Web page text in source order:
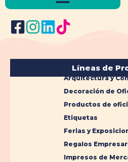
Líneas de
Arquitectura y
Decoración de
Productos de
Etiquetas
Ferias y
Regalos
Impresos de